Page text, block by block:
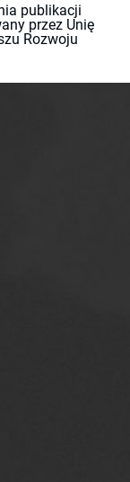
publikacji
przez Unię
Rozwoju